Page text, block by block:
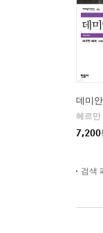
데미안
7,200
검색